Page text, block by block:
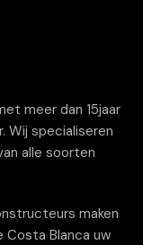
meer dan 15jaar
Wij specialiseren
alle soorten
maken
Costa Blanca uw